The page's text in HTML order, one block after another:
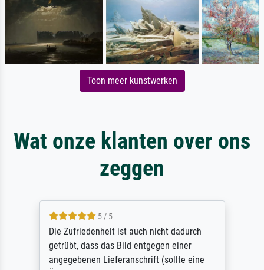
Toon meer kunstwerken
Wat onze klanten over ons
zeggen
5 / 5
Die Zufriedenheit ist auch nicht dadurch
getrübt, dass das Bild entgegen einer
angegebenen Lieferanschrift (sollte eine